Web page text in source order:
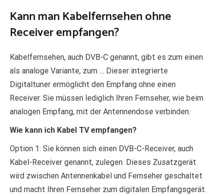
Kann man Kabelfernsehen ohne
Receiver empfangen?
Kabelfernsehen, auch DVB-C genannt, gibt es zum einen
als analoge Variante, zum … Dieser integrierte
Digitaltuner ermöglicht den Empfang ohne einen
Receiver. Sie müssen lediglich Ihren Fernseher, wie beim
analogen Empfang, mit der Antennendose verbinden.
Wie kann ich Kabel TV empfangen?
Option 1: Sie können sich einen DVB-C-Receiver, auch
Kabel-Receiver genannt, zulegen. Dieses Zusatzgerät
wird zwischen Antennenkabel und Fernseher geschaltet
und macht Ihren Fernseher zum digitalen Empfangsgerät.